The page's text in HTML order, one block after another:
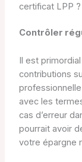
certificat LPP ?
Contrôler
Il est
contributions
avec les
cas d’erreur
pourrait avoir
votre épargne